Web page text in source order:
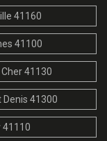
41160
41100
41130
41300
41110